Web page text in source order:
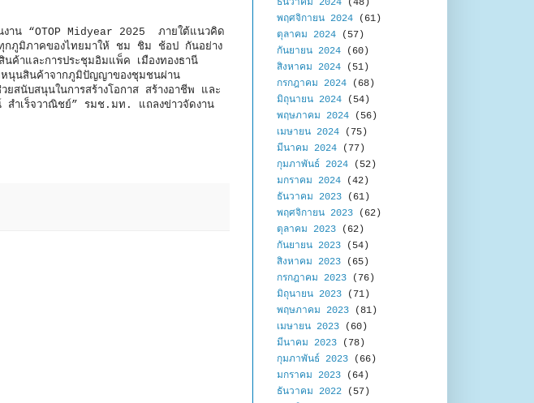
นงาน “OTOP Midyear 2025 ภายใต้แนวคิด
กภูมิภาคของไทยมาให้ ชม ชิม ช้อป กันอย่าง
และการประชุมอิมแพ็ค เมืองทองธานี
หนุนสินค้าจากภูมิปัญญาของชุมชนผ่าน
สนับสนุนในการสร้างโอกาส สร้างอาชีพ และ
สำเร็จวาณิชย์” รมช.มท. แถลงข่าวจัดงาน
ธันวาคม 2024 (48)
พฤศจิกายน 2024 (61)
ตุลาคม 2024 (57)
กันยายน 2024 (60)
สิงหาคม 2024 (51)
กรกฎาคม 2024 (68)
มิถุนายน 2024 (54)
พฤษภาคม 2024 (56)
เมษายน 2024 (75)
มีนาคม 2024 (77)
กุมภาพันธ์ 2024 (52)
มกราคม 2024 (42)
ธันวาคม 2023 (61)
พฤศจิกายน 2023 (62)
ตุลาคม 2023 (62)
กันยายน 2023 (54)
สิงหาคม 2023 (65)
กรกฎาคม 2023 (76)
มิถุนายน 2023 (71)
พฤษภาคม 2023 (81)
เมษายน 2023 (60)
มีนาคม 2023 (78)
กุมภาพันธ์ 2023 (66)
มกราคม 2023 (64)
ธันวาคม 2022 (57)